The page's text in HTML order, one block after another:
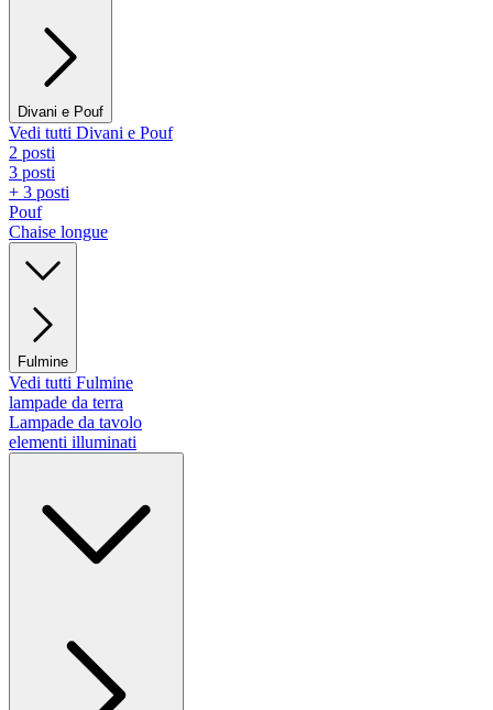
Divani e Pouf
Vedi tutti Divani e Pouf
2 posti
3 posti
+ 3 posti
Pouf
Chaise longue
Fulmine
Vedi tutti Fulmine
lampade da terra
Lampade da tavolo
elementi illuminati